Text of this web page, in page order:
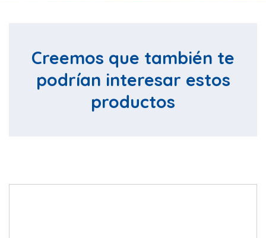
Creemos que también te
podrían interesar estos
productos